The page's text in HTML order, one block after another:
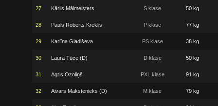
27 Kārlis Mālmeisters S klase 50 kg
28 Pauls Roberts Kreklis P klase 77 kg
29 Karlīna Gladiševa PS klase 38 kg
30 Laura Tūce (D) D klase 50 kg
31 Agris Ozoliņš PXL klase 91 kg
32 Aivars Makstenieks (D) M klase 79 kg